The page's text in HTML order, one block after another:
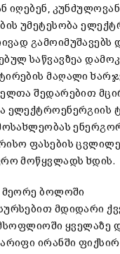
იღებენ,
უმეტესობა
გამოიმუშავებს
საწვავზეა
მაღალი
შედარებით
ელექტროენერგიის
ფასების
მოწყვლადს ხდის.
მეორე ბოლოში
მდიდარი
ყველაზე
ირანში